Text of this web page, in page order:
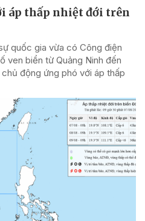
áp thấp nhiệt đới trên
quốc gia vừa có Công điện
ven biển từ Quảng Ninh đến
động ứng phó với áp thấp